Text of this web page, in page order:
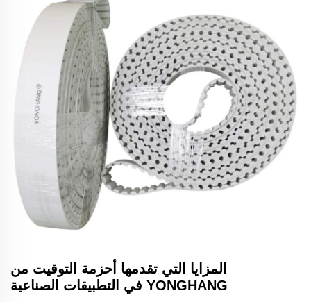
المزايا التي تقدمها أحزمة التوقيت من
YONGHANG في التطبيقات الصناعية